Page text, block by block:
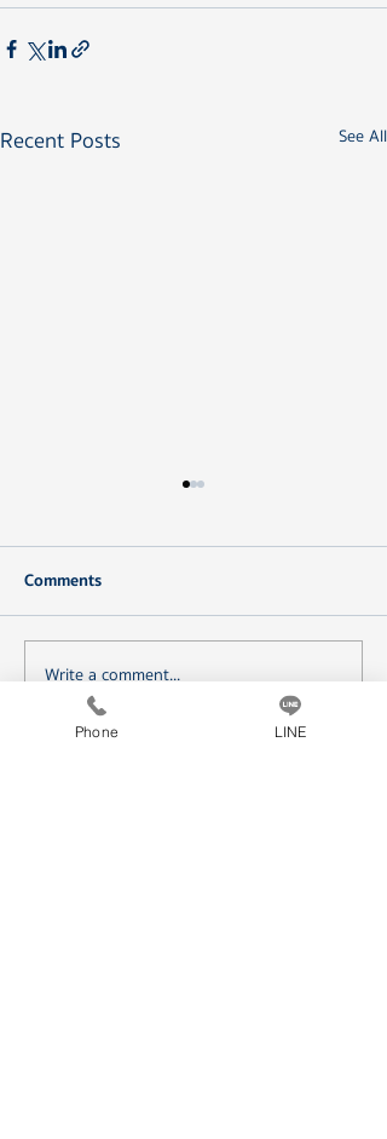
Recent Posts See All
สำรวจรายการของห้ามส่ง
ไปรษณีย์ไปอเมริกา พร้อม
Comments
Write a comment...
Phone LINE